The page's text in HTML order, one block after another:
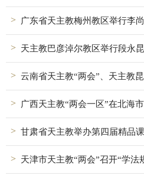
广东省天主教梅州教区举行李
天主教巴彦淖尔教区举行段永昆助
云南省天主教“两会”、天主教昆明教区组织学习《中华人民
广西天主教“两会一区”在北海市举办宗
甘肃省天主教举办第四届精品课讲道交流活动暨五
天津市天主教“两会”召开“学法规、守戒律、重修为、树